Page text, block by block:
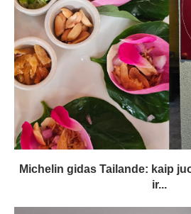
Michelin gidas Tailande: kaip
ir...